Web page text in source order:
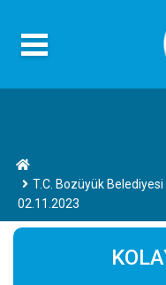
T.C. Bozüyük Belediyesi
02.11.2023